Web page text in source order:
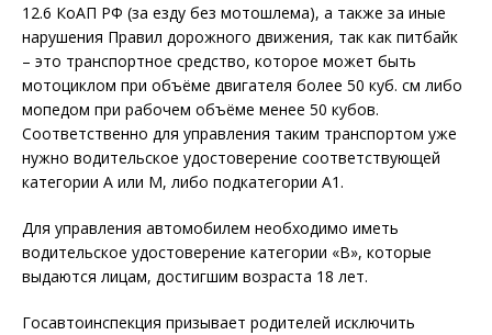
12.6 КоАП РФ (за езду без мотошлема), а также за иные
нарушения Правил дорожного движения, так как питбайк
– это транспортное средство, которое может быть
мотоциклом при объёме двигателя более 50 куб. см либо
мопедом при рабочем объёме менее 50 кубов.
Соответственно для управления таким транспортом уже
нужно водительское удостоверение соответствующей
категории A или M, либо подкатегории A1.
Для управления автомобилем необходимо иметь
водительское удостоверение категории «В», которые
выдаются лицам, достигшим возраста 18 лет.
Госавтоинспекция призывает родителей исключить